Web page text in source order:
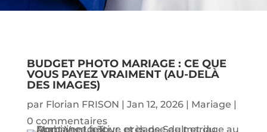
BUDGET PHOTO MARIAGE : CE QUE
VOUS PAYEZ VRAIMENT (AU-DELÀ
DES IMAGES)
par Florian FRISON | Jan 12, 2026| Mariage |
0 commentaires